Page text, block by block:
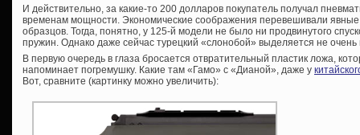
И действительно, за какие-то 200 долларов покупатель получал
временам мощности. Экономические соображения перевешивали
образцов. Тогда, понятно, у 125-й модели не было ни продвинутого
пружин. Однако даже сейчас турецкий «слонобой» выделяется не очень
В первую очередь в глаза бросается отвратительный пластик ложа,
напоминает погремушку. Какие там «Гамо» с «Дианой», даже у
Вот, сравните (картинку можно увеличить):